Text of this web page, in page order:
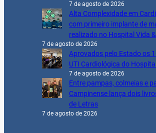
7 de agosto de 2026
Alta Complexidade em
com primeiro implante de
realizado no Hospital Vida
7 de agosto de 2026
Aprovados pelo Estado os
UTI Cardiológica do
7 de agosto de 2026
Entre pampas, colmeias e
Campinense lança dois
de Letras
7 de agosto de 2026